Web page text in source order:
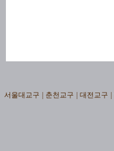
서울대교구 춘천교구 대전교구